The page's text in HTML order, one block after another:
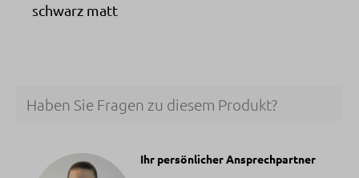
schwarz matt
Haben Sie Fragen zu diesem Produkt?
Ihr persönlicher Ansprechpartner